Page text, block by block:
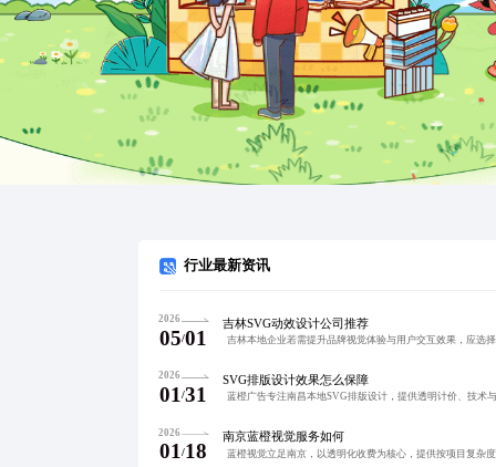
行业最新资讯
2026
05/01
吉林SVG动效设计公司推荐
2026
01/31
SVG排版设计效果怎么保障
2026
01/18
南京蓝橙视觉服务如何